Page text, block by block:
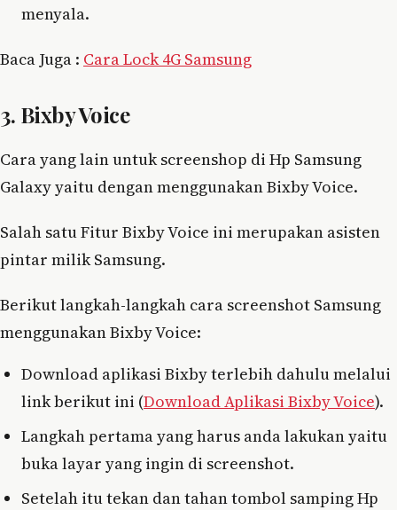
menyala.
Baca Juga : Cara Lock 4G Samsung
3. Bixby Voice
Cara yang lain untuk screenshop di Hp Samsung
Galaxy yaitu dengan menggunakan Bixby Voice.
Salah satu Fitur Bixby Voice ini merupakan asisten
pintar milik Samsung.
Berikut langkah-langkah cara screenshot Samsung
menggunakan Bixby Voice:
Download aplikasi Bixby terlebih dahulu melalui
link berikut ini (Download Aplikasi Bixby Voice).
Langkah pertama yang harus anda lakukan yaitu
buka layar yang ingin di screenshot.
Setelah itu tekan dan tahan tombol samping Hp